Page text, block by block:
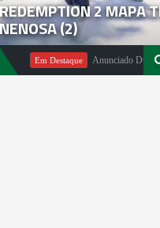
2 MAPA
(2)
Em Destaque Anunciado